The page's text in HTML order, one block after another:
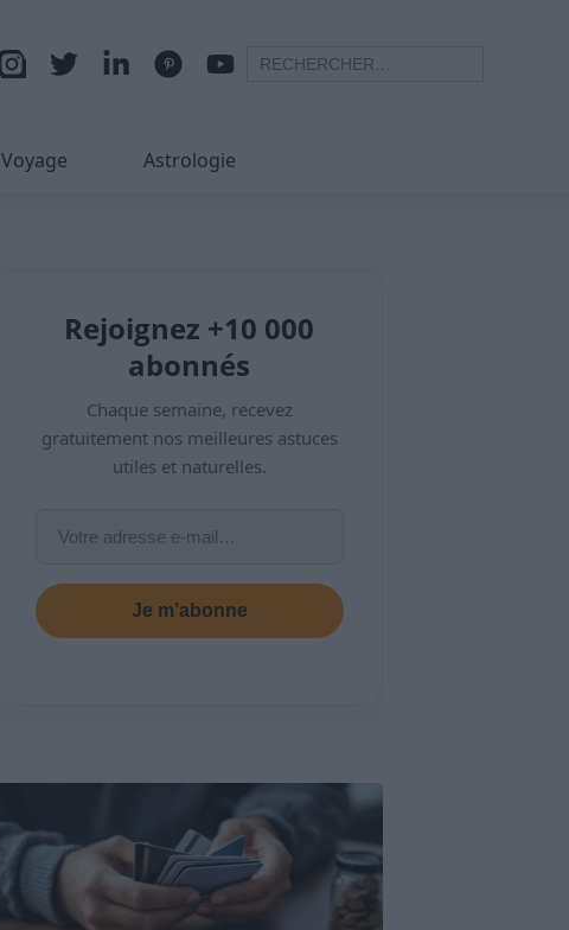
Voyage Astrologie
Rejoignez +10 000
abonnés
Chaque semaine, recevez
gratuitement nos meilleures astuces
utiles et naturelles.
Je m’abonne